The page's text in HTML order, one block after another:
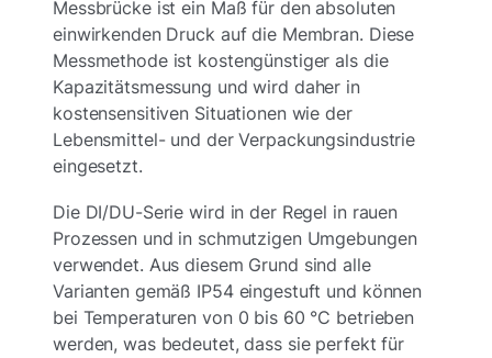
Messbrücke ist ein Maß für den absoluten
einwirkenden Druck auf die Membran. Diese
Messmethode ist kostengünstiger als die
Kapazitätsmessung und wird daher in
kostensensitiven Situationen wie der
Lebensmittel- und der Verpackungsindustrie
eingesetzt.
Die DI/DU-Serie wird in der Regel in rauen
Prozessen und in schmutzigen Umgebungen
verwendet. Aus diesem Grund sind alle
Varianten gemäß IP54 eingestuft und können
bei Temperaturen von 0 bis 60 °C betrieben
werden, was bedeutet, dass sie perfekt für